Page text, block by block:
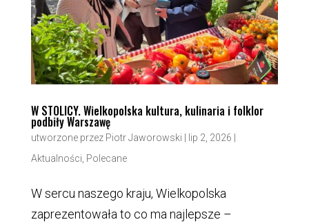
W STOLICY. Wielkopolska kultura, kulinaria i folklor
podbiły Warszawę
utworzone przez Piotr Jaworowski lip 2, 2026
Aktualności Polecane
W sercu naszego kraju, Wielkopolska
zaprezentowała to co ma najlepsze –